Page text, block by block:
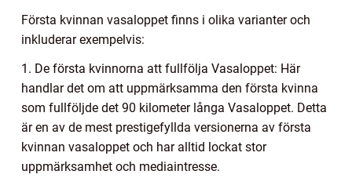
Första kvinnan vasaloppet finns i olika varianter och
inkluderar exempelvis:
1. De första kvinnorna att fullfölja Vasaloppet: Här
handlar det om att uppmärksamma den första kvinna
som fullföljde det 90 kilometer långa Vasaloppet. Detta
är en av de mest prestigefyllda versionerna av första
kvinnan vasaloppet och har alltid lockat stor
uppmärksamhet och mediaintresse.